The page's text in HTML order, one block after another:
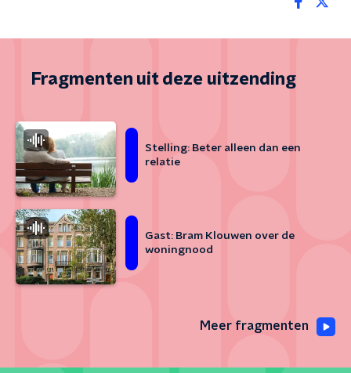
Fragmenten uit deze uitzending
Stelling: Beter alleen dan een
relatie
Gast: Bram Klouwen over de
woningnood
Meer fragmenten